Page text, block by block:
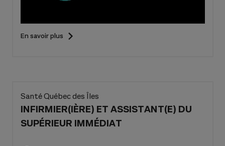
En savoir plus
Santé Québec des Îles
INFIRMIER(IÈRE) ET ASSISTANT(E) DU
SUPÉRIEUR IMMÉDIAT